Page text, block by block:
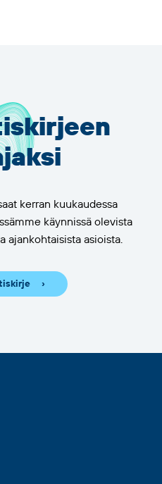
kerran kuukaudessa
käynnissä olevista
ajankohtaisista asioista.